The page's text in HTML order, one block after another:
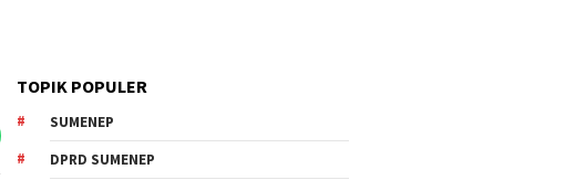
TOPIK POPULER
SUMENEP
DPRD SUMENEP